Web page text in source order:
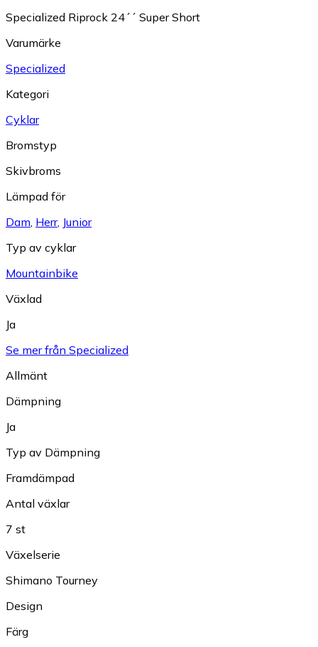
Specialized Riprock 24´´ Super Short
Varumärke
Specialized
Kategori
Cyklar
Bromstyp
Skivbroms
Lämpad för
Dam, Herr, Junior
Typ av cyklar
Mountainbike
Växlad
Ja
Se mer från Specialized
Allmänt
Dämpning
Ja
Typ av Dämpning
Framdämpad
Antal växlar
7 st
Växelserie
Shimano Tourney
Design
Färg